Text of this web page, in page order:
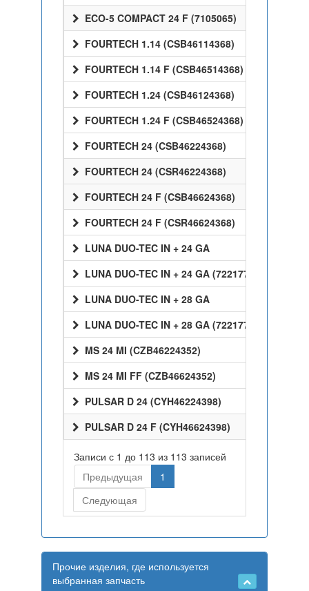
ECO-5 COMPACT 24 F (7105065)
FOURTECH 1.14 (CSB46114368)
FOURTECH 1.14 F (CSB46514368)
FOURTECH 1.24 (CSB46124368)
FOURTECH 1.24 F (CSB46524368)
FOURTECH 24 (CSB46224368)
FOURTECH 24 (CSR46224368)
FOURTECH 24 F (CSB46624368)
FOURTECH 24 F (CSR46624368)
LUNA DUO-TEC IN + 24 GA
LUNA DUO-TEC IN + 24 GA (7221770)
LUNA DUO-TEC IN + 28 GA
LUNA DUO-TEC IN + 28 GA (7221772)
MS 24 MI (CZB46224352)
MS 24 MI FF (CZB46624352)
PULSAR D 24 (CYH46224398)
PULSAR D 24 F (CYH46624398)
Записи с 1 до 113 из 113 записей
Предыдущая
1
Следующая
Прочие изделия, где используется
выбранная запчасть